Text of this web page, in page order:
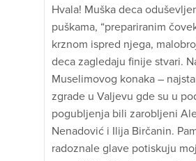
Hvala! Muška deca
puškama, “prepariranim
krznom ispred njega,
deca zagledaju finije stvari.
Muselimovog konaka –
zgrade u Valjevu gde su u
pogubljenja bili zarobljeni
Nenadović i Ilija Birčanin.
radoznale glave potiskuju